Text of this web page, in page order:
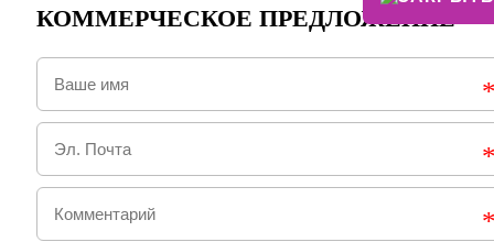
КОММЕРЧЕСКОЕ ПРЕДЛОЖЕНИЕ